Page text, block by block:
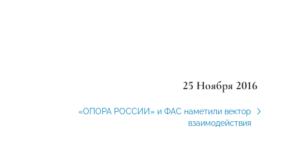
25 Ноября 2016
«ОПОРА РОССИИ» и ФАС наметили вектор
взаимодействия